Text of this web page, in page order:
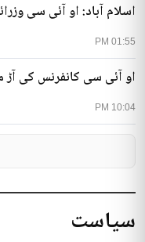
01:55 PM
اسلام آباد: او آئی سی
10:04 PM
او آئی سی کانفرنس کی آڑ
سیاست